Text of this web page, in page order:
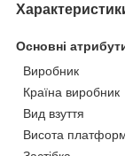
Основні
Виробник
Країна виробник
Вид взуття
Висота